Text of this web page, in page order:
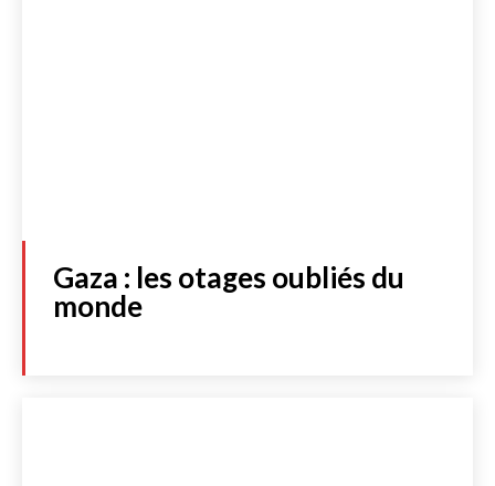
Gaza : les otages oubliés du
monde